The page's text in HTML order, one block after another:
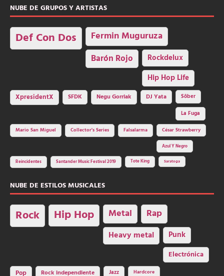
NUBE DE GRUPOS Y ARTISTAS
Def Con Dos Fermin Muguruza
Barón Rojo Rockdelux
Hip Hop Life
XpresidentX SFDK Negu Gorriak DJ Yata
Sôber
La Fuga
Mario San Miguel
Collector's Series Falsalarma César Strawberry
Azul Y Negro
Reincidentes Santander Music Festival 2019 Tote King Saratoga
NUBE DE ESTILOS MUSICALES
Rock Hip Hop Metal Rap
Heavy metal Punk
Electrónica
Pop Rock independiente Jazz Hardcore